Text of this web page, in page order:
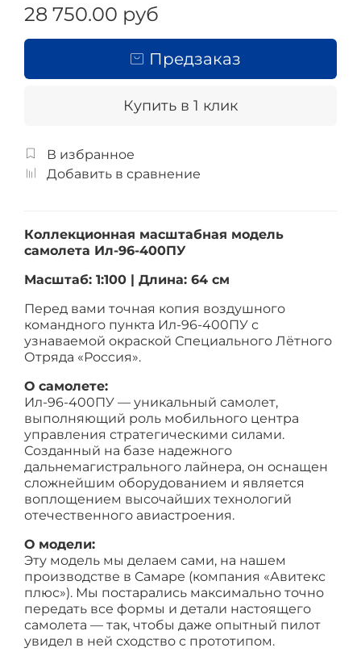
28 750.00 руб
Предзаказ
Купить в 1 клик
В избранное
Добавить в сравнение
Коллекционная масштабная модель
самолета Ил-96-400ПУ
Масштаб: 1:100 | Длина: 64 см
Перед вами точная копия воздушного
командного пункта Ил-96-400ПУ с
узнаваемой окраской Специального Лётного
Отряда «Россия».
О самолете:
Ил-96-400ПУ — уникальный самолет,
выполняющий роль мобильного центра
управления стратегическими силами.
Созданный на базе надежного
дальнемагистрального лайнера, он оснащен
сложнейшим оборудованием и является
воплощением высочайших технологий
отечественного авиастроения.
О модели:
Эту модель мы делаем сами, на нашем
производстве в Самаре (компания «Авитекс
плюс»). Мы постарались максимально точно
передать все формы и детали настоящего
самолета — так, чтобы даже опытный пилот
увидел в ней сходство с прототипом.